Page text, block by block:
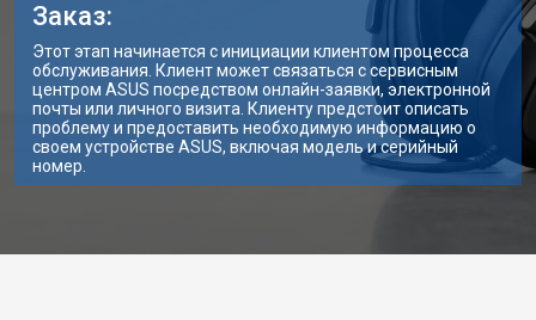
Заказ:
Этот этап начинается с инициации клиентом процесса
обслуживания. Клиент может связаться с сервисным
центром ASUS посредством онлайн-заявки, электронной
почты или личного визита. Клиенту предстоит описать
проблему и предоставить необходимую информацию о
своем устройстве ASUS, включая модель и серийный
номер.